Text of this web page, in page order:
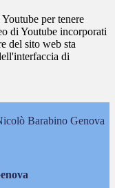
per tenere
di Youtube incorporati
del sito web sta
di
Barabino Genova